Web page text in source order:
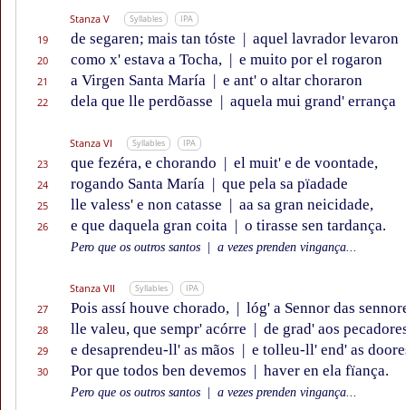
Stanza V Syllables IPA
19 de segaren; mais tan tóste | aquel lavrador levaron
20 como x' estava a Tocha, | e muito por el rogaron
21 a Virgen Santa María | e ant' o altar choraron
22 dela que lle perdõasse | aquela mui grand' errança
Stanza VI Syllables IPA
23 que fezéra, e chorando | el muit' e de voontade,
24 rogando Santa María | que pela sa pïadade
25 lle valess' e non catasse | aa sa gran neicidade,
26 e que daquela gran coita | o tirasse sen tardança.
Pero que os outros santos a vezes prenden vingança...
Stanza VII Syllables IPA
27 Pois assí houve chorado, | lóg' a Sennor das
28 lle valeu, que sempr' acórre | de grad' aos
29 e desaprendeu-ll' as mãos | e tolleu-ll' end' as
30 Por que todos ben devemos | haver en ela fïança.
Pero que os outros santos a vezes prenden vingança...